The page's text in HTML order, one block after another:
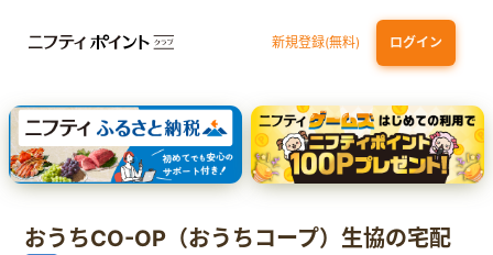
新規登録(無料) ログイン
dカード 九州カードNEXT JCB ORIGINAL SERIES：JCBカード S
三井住友カード ゴールド（NL）（家族カード発行）
【実質初月無料】DMM | Disney+(ディズニープラス) セットプラン
おうちCO-OP（おうちコープ）生協の宅配